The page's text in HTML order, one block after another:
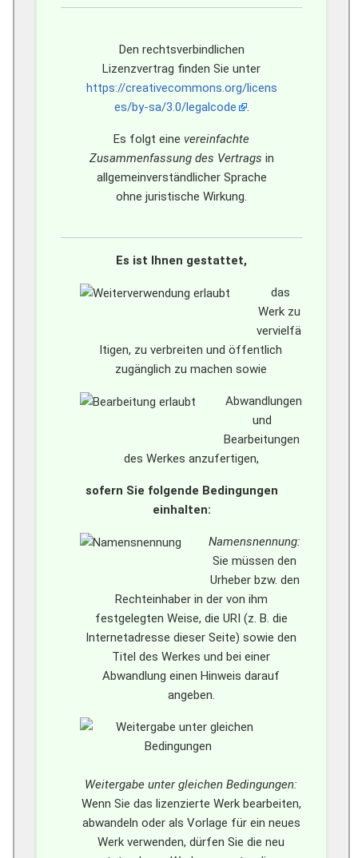
Den rechtsverbindlichen
Lizenzvertrag finden Sie unter
https://creativecommons.org/licens
es/by-sa/3.0/legalcode
.
Es folgt eine vereinfachte
Zusammenfassung des Vertrags in
allgemeinverständlicher Sprache
ohne juristische Wirkung.
Es ist Ihnen gestattet,
das
Werk zu
vervielfä
ltigen, zu verbreiten und öffentlich
zugänglich zu machen sowie
Abwandlungen
und
Bearbeitungen
des Werkes anzufertigen,
sofern Sie folgende Bedingungen
einhalten:
Namensnennung:
Sie müssen den
Urheber bzw. den
Rechteinhaber in der von ihm
festgelegten Weise, die URI (z. B. die
Internetadresse dieser Seite) sowie den
Titel des Werkes und bei einer
Abwandlung einen Hinweis darauf
angeben.
Weitergabe unter gleichen Bedingungen:
Wenn Sie das lizenzierte Werk bearbeiten,
abwandeln oder als Vorlage für ein neues
Werk verwenden, dürfen Sie die neu